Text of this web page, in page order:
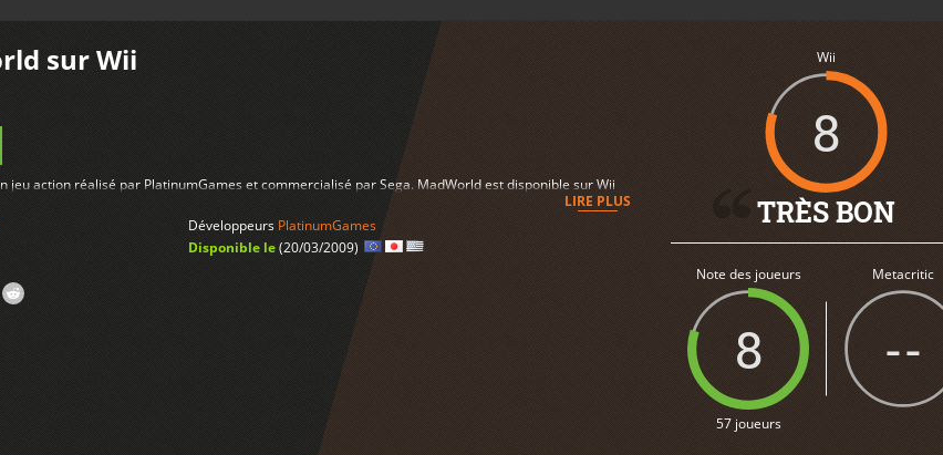
sur Wii
jeu action réalisé par PlatinumGames et commercialisé par Sega. MadWorld est disponible sur Wii
LIRE PLUS
Développeurs PlatinumGames
Disponible le(20/03/2009)
Wii
8
TRÈS BON
Note des joueurs
8
57 joueurs
Metacritic
--